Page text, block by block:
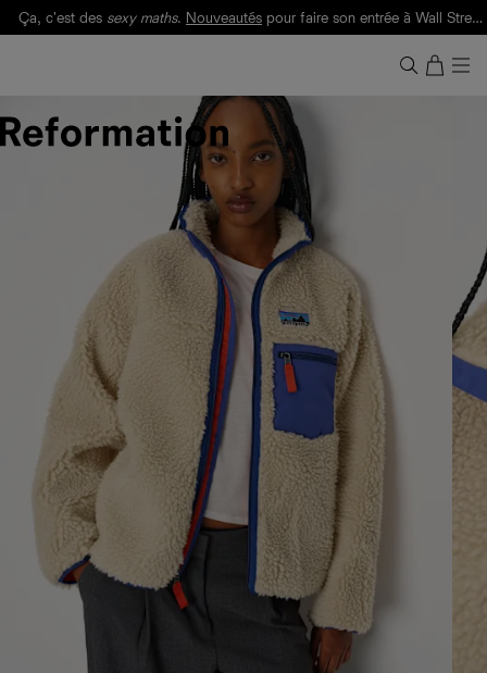
Ça, c'est des sexy maths. Nouveautés pour faire son entrée à Wall Street.